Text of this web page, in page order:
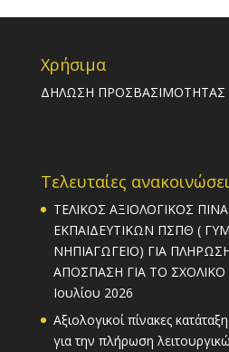
Χρήσιμα
ΔΗΛΩΣΗ ΠΡΟΣΒΑΣΙΜΟΤΗΤΑΣ
Τελευταίες
ΤΕΛΙΚΟΣ ΑΞΙΟΛΟΓΙΚΟΣ
ΕΚΠΑΙΔΕΥΤΙΚΩΝ ΠΣΠΘ (
ΝΗΠΙΑΓΩΓΕΙΟ) ΓΙΑ
ΑΠΟΣΠΑΣΗ ΓΙΑ ΤΟ ΣΧΟΛΙΚΟ
Ιουλίου 2026
Αξιολογικοί πίνακες
για την πλήρωση